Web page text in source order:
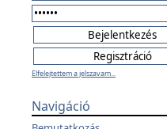
Elfelejtettem a jelszavam...
Navigáció